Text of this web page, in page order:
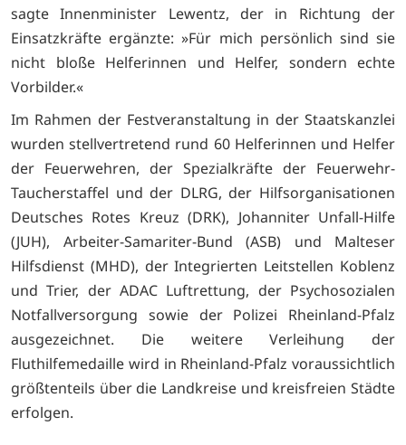
sagte Innenminister Lewentz, der in Richtung der
Einsatzkräfte ergänzte: »Für mich persönlich sind sie
nicht bloße Helferinnen und Helfer, sondern echte
Vorbilder.«
Im Rahmen der Festveranstaltung in der Staatskanzlei
wurden stellvertretend rund 60 Helferinnen und Helfer
der Feuerwehren, der Spezialkräfte der Feuerwehr-
Taucherstaffel und der DLRG, der Hilfsorganisationen
Deutsches Rotes Kreuz (DRK), Johanniter Unfall-Hilfe
(JUH), Arbeiter-Samariter-Bund (ASB) und Malteser
Hilfsdienst (MHD), der Integrierten Leitstellen Koblenz
und Trier, der ADAC Luftrettung, der Psychosozialen
Notfallversorgung sowie der Polizei Rheinland-Pfalz
ausgezeichnet. Die weitere Verleihung der
Fluthilfemedaille wird in Rheinland-Pfalz voraussichtlich
größtenteils über die Landkreise und kreisfreien Städte
erfolgen.